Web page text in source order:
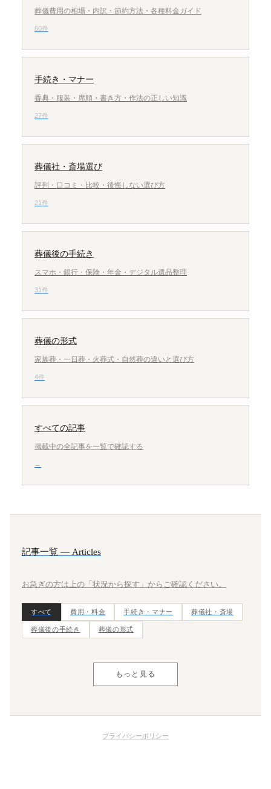
葬儀費用の相場・内訳・節約方法・各種料金ガイド
60件
手続き・マナー
香典・服装・席順・書き方・作法の正しい知識
27件
葬儀社・斎場選び
評判・口コミ・比較・後悔しない選び方
21件
葬儀後の手続き
スマホ・銀行・保険・年金・デジタル遺品整理
31件
葬儀の形式
家族葬・一日葬・火葬式・自然葬の違いと選び方
4件
すべての記事
掲載中の全記事を一覧で確認する
→
記事一覧 — Articles
お急ぎの方は上の「状況から探す」からご確認ください。
すべて 費用・料金 手続き・マナー 葬儀社・斎場
葬儀後の手続き 葬儀の形式
もっと見る
プライバシーポリシー